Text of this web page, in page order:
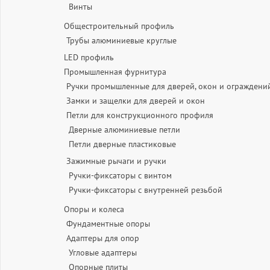
Винты
Общестроительный профиль
Трубы алюминиевые круглые
LED профиль
Промышленная фурнитура
Ручки промышленные для дверей, окон и
Замки и защелки для дверей и окон
Петли для конструкционного профиля
Дверные алюминиевые петли
Петли дверные пластиковые
Зажимные рычаги и ручки
Ручки-фиксаторы c винтом
Ручки-фиксаторы c внутренней резьбой
Опоры и колеса
Фундаментные опоры
Адаптеры для опор
Угловые адаптеры
Опорные плиты